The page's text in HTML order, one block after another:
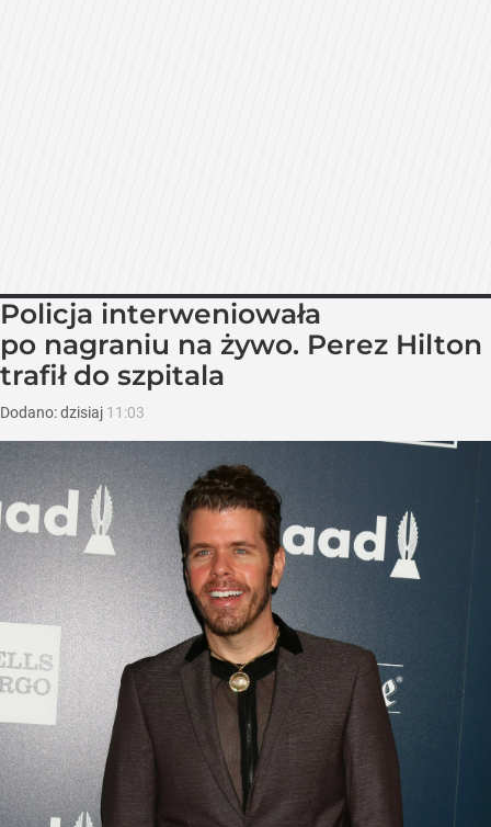
Policja interweniowała
po nagraniu na żywo. Perez Hilton
trafił do szpitala
Dodano:dzisiaj 11:03